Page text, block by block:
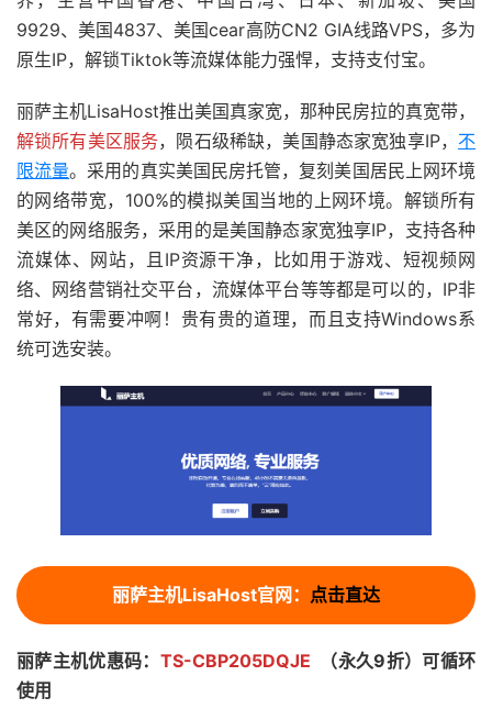
9929、美国4837、美国cear高防CN2 GIA线路VPS，多为
原生IP，解锁Tiktok等流媒体能力强悍，支持支付宝。
丽萨主机LisaHost推出美国真家宽，那种民房拉的真宽带，
解锁所有美区服务，陨石级稀缺，美国静态家宽独享IP， 不
限流量。采用的真实美国民房托管，复刻美国居民上网环境
的网络带宽，100%的模拟美国当地的上网环境。解锁所有
美区的网络服务，采用的是美国静态家宽独享IP，支持各种
流媒体、网站，且IP资源干净，比如用于游戏、短视频网
络、网络营销社交平台，流媒体平台等等都是可以的，IP非
常好，有需要冲啊！贵有贵的道理，而且支持Windows系
统可选安装。
丽萨主机LisaHost官网： 点击直达
丽萨主机优惠码： TS-CBP205DQJE （永久9折）可循环
使用